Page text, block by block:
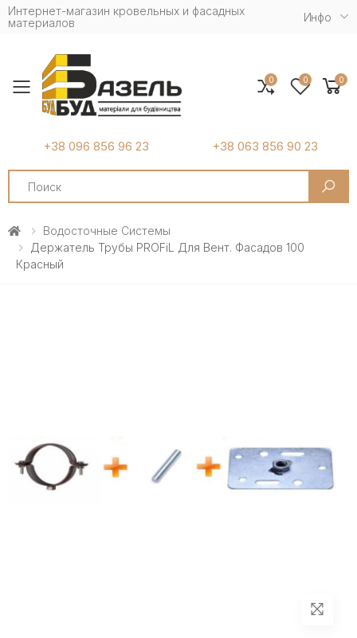
Интернет-магазин кровельных и фасадных
материалов
Инфо
Toggle mobile menu
+38 096 856 96 23 +38 063 856 90 23
Search
0 0 0
Водосточные Системы
Держатель Трубы PROFiL Для Вент. Фасадов 100
Красный